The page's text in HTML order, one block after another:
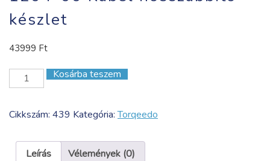
készlet
43999 Ft
1204-
00
hosszabbító
mennyiség
Kosárba teszem
Cikkszám: 439 Kategória:Torqeedo
Leírás Vélemények (0)